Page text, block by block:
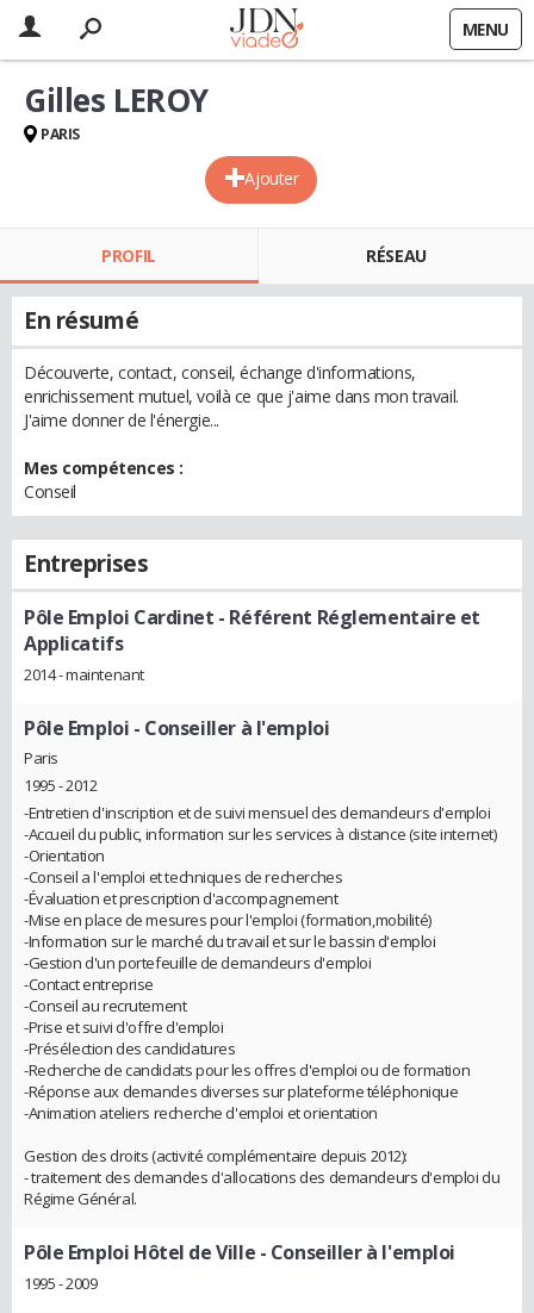
MENU
Ajouter
Gilles LEROY
PARIS
PROFIL RÉSEAU
En résumé
Découverte, contact, conseil, échange d'informations,
enrichissement mutuel, voilà ce que j'aime dans mon travail.
J'aime donner de l'énergie...
Mes compétences :
Conseil
Entreprises
Pôle Emploi Cardinet - Référent Réglementaire et
Applicatifs
2014 - maintenant
Pôle Emploi - Conseiller à l'emploi
Paris
1995 - 2012
-Entretien d'inscription et de suivi mensuel des demandeurs d'emploi
-Accueil du public, information sur les services à distance (site internet)
-Orientation
-Conseil a l'emploi et techniques de recherches
-Évaluation et prescription d'accompagnement
-Mise en place de mesures pour l'emploi (formation,mobilité)
-Information sur le marché du travail et sur le bassin d'emploi
-Gestion d'un portefeuille de demandeurs d'emploi
-Contact entreprise
-Conseil au recrutement
-Prise et suivi d'offre d'emploi
-Présélection des candidatures
-Recherche de candidats pour les offres d'emploi ou de formation
-Réponse aux demandes diverses sur plateforme téléphonique
-Animation ateliers recherche d'emploi et orientation
Gestion des droits (activité complémentaire depuis 2012):
- traitement des demandes d'allocations des demandeurs d'emploi du
Régime Général.
Pôle Emploi Hôtel de Ville - Conseiller à l'emploi
1995 - 2009